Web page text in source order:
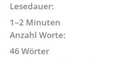
Lesedauer:
1–2 Minuten
Anzahl Worte:
46 Wörter